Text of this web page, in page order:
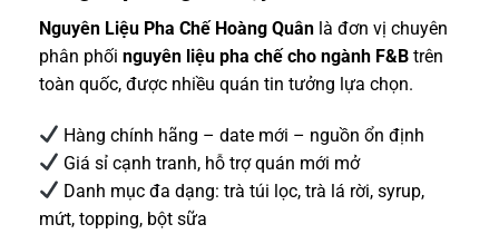
Nguyên Liệu Pha Chế Hoàng Quân là đơn vị chuyên
phân phối nguyên liệu pha chế cho ngành F&B trên
toàn quốc, được nhiều quán tin tưởng lựa chọn.
Hàng chính hãng – date mới – nguồn ổn định
Giá sỉ cạnh tranh, hỗ trợ quán mới mở
Danh mục đa dạng: trà túi lọc, trà lá rời, syrup,
mứt, topping, bột sữa